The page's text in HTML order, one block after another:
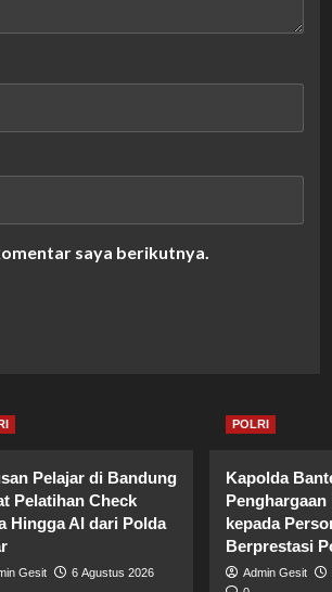
saya berikutnya.
Pelajar di Bandung
Pelatihan Check
Hingga AI dari Polda
Gesit
6 Agustus 2026
POLRI
Kapolda
kepada
Berprestasi
Admin Gesit